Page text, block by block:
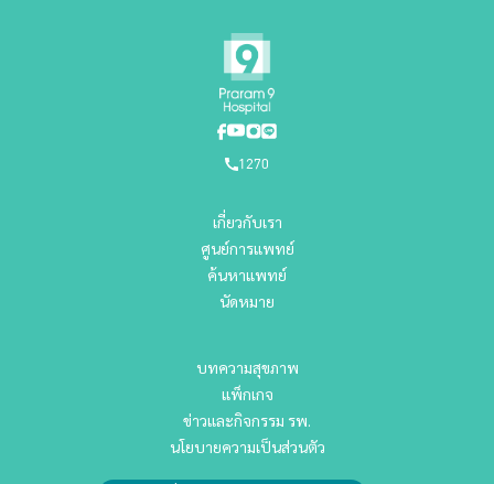
1270
เกี่ยวกับเรา
ศูนย์การแพทย์
ค้นหาแพทย์
นัดหมาย
บทความสุขภาพ
แพ็กเกจ
ข่าวและกิจกรรม รพ.
นโยบายความเป็นส่วนตัว